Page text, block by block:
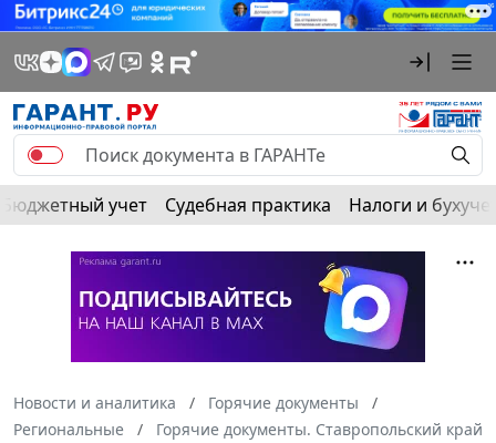
Бюджетный учет Судебная практика Налоги и
Новости и аналитика
Горячие документы
Региональные
Горячие документы. Ставропольский край